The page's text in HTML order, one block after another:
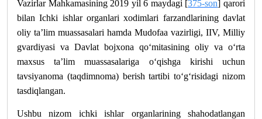
Vazirlar Mahkamasining 2019 yil 6 maydagi [375-son] qarori
bilan Ichki ishlar organlari xodimlari farzandlarining davlat
oliy ta’lim muassasalari hamda Mudofaa vazirligi, IIV, Milliy
gvardiyasi va Davlat bojxona qo‘mitasining oliy va o‘rta
maxsus ta’lim muassasalariga o‘qishga kirishi uchun
tavsiyanoma (taqdimnoma) berish tartibi to‘g‘risidagi nizom
tasdiqlangan.
Ushbu nizom ichki ishlar organlarining shahodatlangan